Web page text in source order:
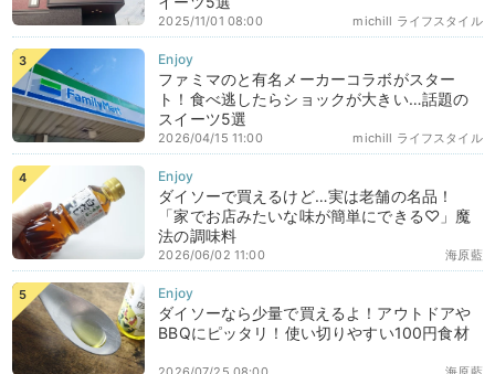
michill ライフスタイル
2025/11/01 08:00
ファミマのと有名メーカーコラボがスター
ト！食べ逃したらショックが大きい…話題の
スイーツ5選
michill ライフスタイル
2026/04/15 11:00
ダイソーで買えるけど…実は老舗の名品！
「家でお店みたいな味が簡単にできる♡」魔
法の調味料
海原藍
2026/06/02 11:00
ダイソーなら少量で買えるよ！アウトドアや
BBQにピッタリ！使い切りやすい100円食材